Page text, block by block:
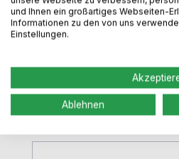
Regulärer Preis:
58,99 €
In den
und Ihnen ein großartiges Webseiten-
Informationen zu den von uns
Einstellungen.
Ablehnen